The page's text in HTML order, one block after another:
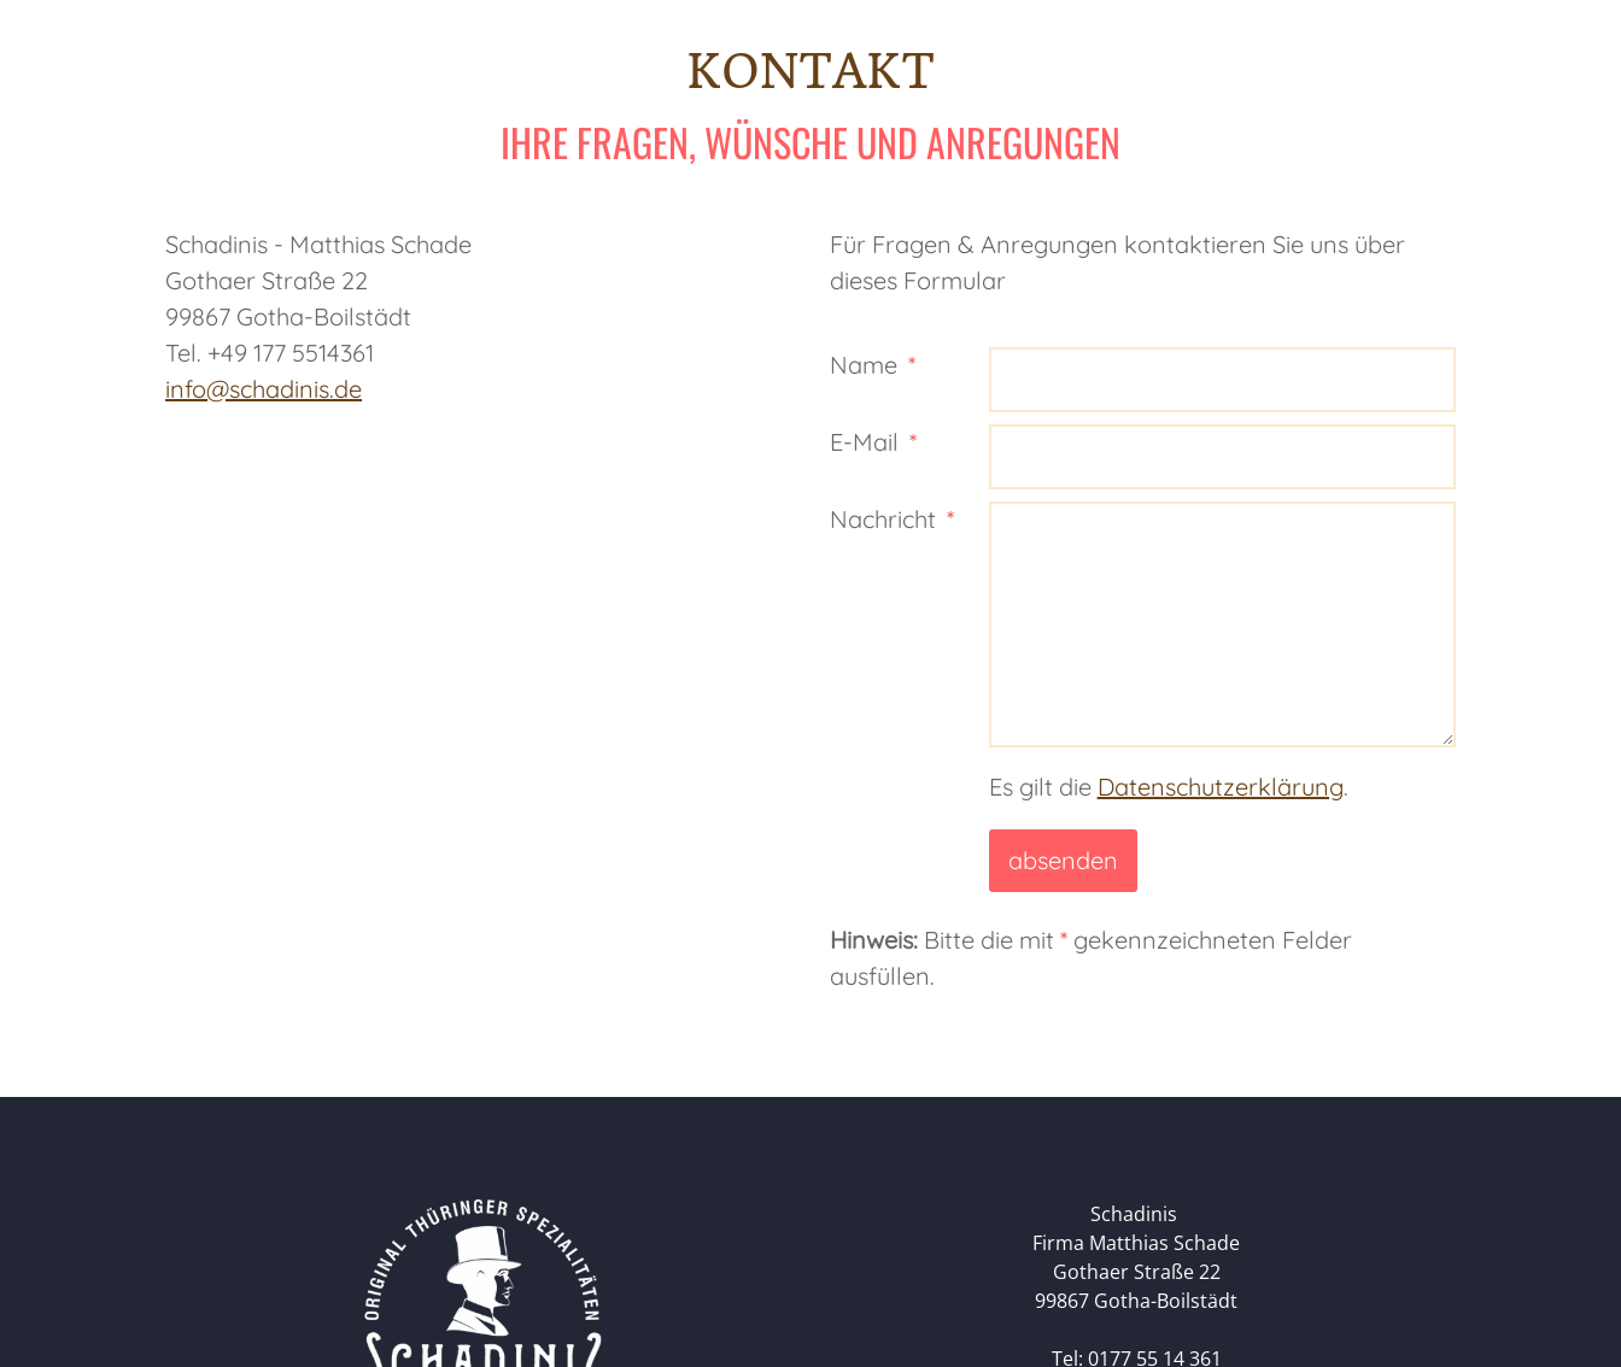
KONTAKT
IHRE FRAGEN, WÜNSCHE UND ANREGUNGEN
Schadinis - Matthias Schade
Gothaer Straße 22
99867 Gotha-Boilstädt
Tel. +49 177 5514361
info@schadinis.de
Für Fragen & Anregungen kontaktieren Sie uns über
dieses Formular
Name
E-Mail
Nachricht
Es gilt die Datenschutzerklärung.
Hinweis:Bitte die mit *gekennzeichneten Felder
ausfüllen.
Schadinis
Firma Matthias Schade
Gothaer Straße 22
99867 Gotha-Boilstädt
Tel: 0177 55 14 361